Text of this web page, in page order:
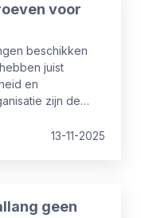
voor
beschikken
juist
en
zijn de
goed benut, kan
13-11-2025
geen